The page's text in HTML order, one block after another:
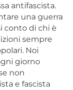
antifascista.
una guerra
conto di chi è
sempre
Noi
giorno
non
e fascista